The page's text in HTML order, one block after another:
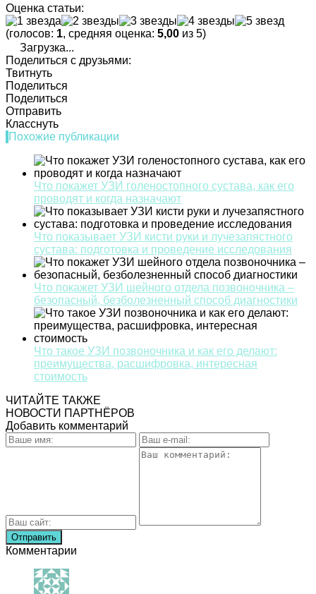
Оценка статьи:
(голосов: 1, средняя оценка: 5,00 из 5)
Загрузка...
Поделиться с друзьями:
Твитнуть
Поделиться
Поделиться
Отправить
Класснуть
Похожие публикации
Что покажет УЗИ голеностопного сустава, как его
проводят и когда назначают
Что показывает УЗИ кисти руки и лучезапястного
сустава: подготовка и проведение исследования
Что покажет УЗИ шейного отдела позвоночника –
безопасный, безболезненный способ диагностики
Что такое УЗИ позвоночника и как его делают:
преимущества, расшифровка, интересная
стоимость
ЧИТАЙТЕ ТАКЖЕ
НОВОСТИ ПАРТНЁРОВ
Добавить комментарий
Комментарии